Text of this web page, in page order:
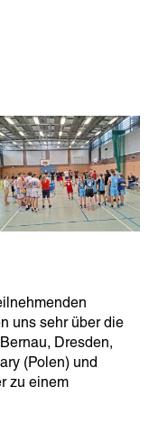
uns sehr über die
Dresden,
(Polen) und
zu einem